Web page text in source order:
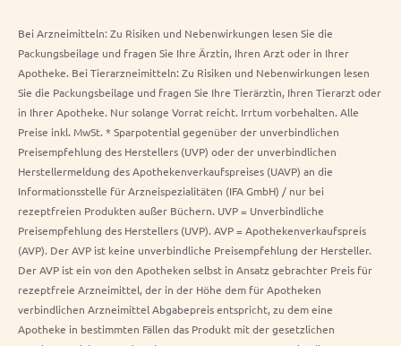
Bei Arzneimitteln: Zu Risiken und Nebenwirkungen lesen Sie die
Packungsbeilage und fragen Sie Ihre Ärztin, Ihren Arzt oder in Ihrer
Apotheke. Bei Tierarzneimitteln: Zu Risiken und Nebenwirkungen lesen
Sie die Packungsbeilage und fragen Sie Ihre Tierärztin, Ihren Tierarzt oder
in Ihrer Apotheke. Nur solange Vorrat reicht. Irrtum vorbehalten. Alle
Preise inkl. MwSt. * Sparpotential gegenüber der unverbindlichen
Preisempfehlung des Herstellers (UVP) oder der unverbindlichen
Herstellermeldung des Apothekenverkaufspreises (UAVP) an die
Informationsstelle für Arzneispezialitäten (IFA GmbH) / nur bei
rezeptfreien Produkten außer Büchern. UVP = Unverbindliche
Preisempfehlung des Herstellers (UVP). AVP = Apothekenverkaufspreis
(AVP). Der AVP ist keine unverbindliche Preisempfehlung der Hersteller.
Der AVP ist ein von den Apotheken selbst in Ansatz gebrachter Preis für
rezeptfreie Arzneimittel, der in der Höhe dem für Apotheken
verbindlichen Arzneimittel Abgabepreis entspricht, zu dem eine
Apotheke in bestimmten Fällen das Produkt mit der gesetzlichen